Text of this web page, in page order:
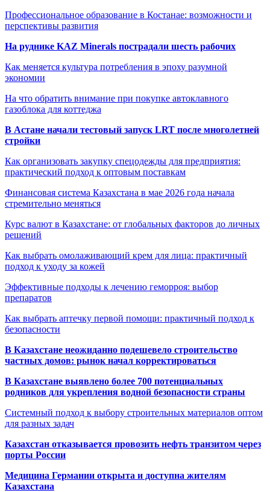
Профессиональное образование в Костанае: возможности и
перспективы развития
На руднике KAZ Minerals пострадали шесть рабочих
Как меняется культура потребления в эпоху разумной
экономии
На что обратить внимание при покупке автоклавного
газоблока для коттеджа
В Астане начали тестовый запуск LRT после многолетней
стройки
Как организовать закупку спецодежды для предприятия:
практический подход к оптовым поставкам
Финансовая система Казахстана в мае 2026 года начала
стремительно меняться
Курс валют в Казахстане: от глобальных факторов до личных
решений
Как выбрать омолаживающий крем для лица: практичный
подход к уходу за кожей
Эффективные подходы к лечению геморроя: выбор
препаратов
Как выбрать аптечку первой помощи: практичный подход к
безопасности
В Казахстане неожиданно подешевело строительство
частных домов: рынок начал корректироваться
В Казахстане выявлено более 700 потенциальных
родников для укрепления водной безопасности страны
Системный подход к выбору строительных материалов оптом
для разных задач
Казахстан отказывается провозить нефть транзитом через
порты России
Медицина Германии открыта и доступна жителям
Казахстана